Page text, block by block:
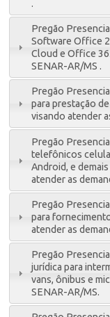
.
Pregão
Software Office
Cloud e Office
SENAR-AR/MS .
Pregão
para prestação
visando atender
Pregão
telefônicos
Android, e
atender as
Pregão
para
atender as
Pregão
jurídica para
vans, ônibus e
SENAR-AR/MS.